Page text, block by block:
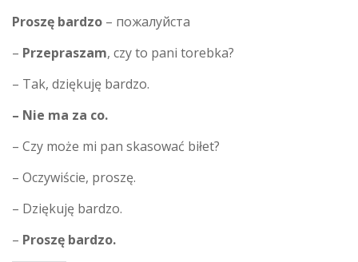
Proszę bardzo – пожалуйста
– Przepraszam, czy to pani torebka?
– Tak, dziękuję bardzo.
– Nie ma za co.
– Czy może mi pan skasować biłet?
– Oczywiście, proszę.
– Dziękuję bardzo.
– Proszę bardzo.